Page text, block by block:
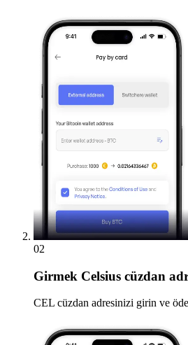
02
Girmek Celsius cüzdan
CEL cüzdan adresinizi girin ve